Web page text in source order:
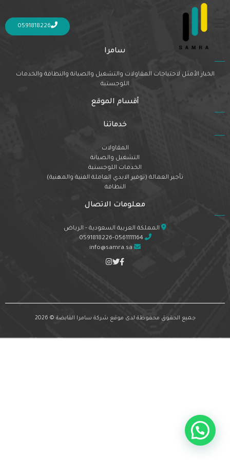
0591818226
Nothing Found
It seems we can’t find what you’re looking for. Perhaps searching can help.
سامرا
الخيار الأمثل لاحتياجات المقاولات والتشغيل والصيانة والنظافة والخدمات
اللوجستية
أقسام الموقع
خدماتنا
المقاولات
التشغيل والصيانة
الخدمات اللوجستية
تأجير العمالة (توفير الايدي العاملة الفنية والمهنية)
النظافة
معلومات الاتصال
المملكة العربية السعودية - الرياض
0591818226-0561111164
info@samra.sa
جميع الحقوق محفوظة لدى موقع شركة سامرا القابضة © 2026